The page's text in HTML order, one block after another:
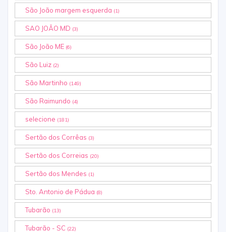
São João margem esquerda (1)
SAO JOÃO MD (3)
São João ME (6)
São Luiz (2)
São Martinho (149)
São Raimundo (4)
selecione (181)
Sertão dos Corrêas (3)
Sertão dos Correias (20)
Sertão dos Mendes (1)
Sto. Antonio de Pádua (8)
Tubarão (13)
Tubarão - SC (22)